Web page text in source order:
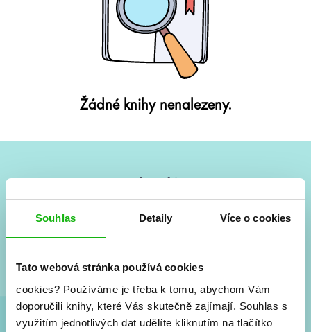
Souhlas Detaily Více o cookies
Tato webová stránka používá cookies
cookies? Používáme je třeba k tomu, abychom Vám
doporučili knihy, které Vás skutečně zajímají. Souhlas s
využitím jednotlivých dat udělíte kliknutím na tlačítko
Žádné knihy nenalezeny.
Vše kolem #youngadult každý měsíc rovnou do mailu!
a seriálové adaptace a další.